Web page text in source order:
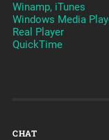
Winamp, iTunes
Windows Media
Real Player
QuickTime
CHAT